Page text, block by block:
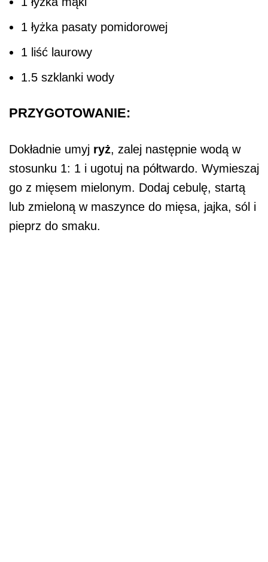
1 łyżka pasaty pomidorowej
1 liść laurowy
1.5 szklanki wody
PRZYGOTOWANIE:
Dokładnie umyj ryż, zalej następnie wodą w
stosunku 1: 1 i ugotuj na półtwardo. Wymieszaj
go z mięsem mielonym. Dodaj cebulę, startą
lub zmieloną w maszynce do mięsa, jajka, sól i
pieprz do smaku.